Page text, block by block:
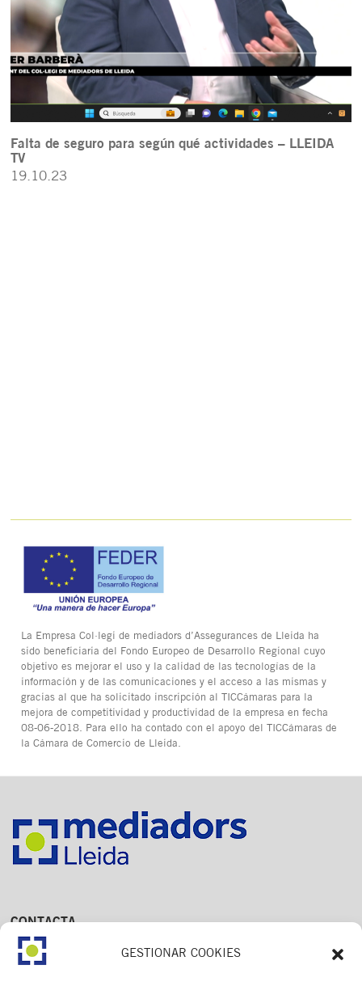
GESTIONAR COOKIES
Falta de seguro para según qué actividades – LLEIDA
TV
19.10.23
La Empresa Col·legi de mediadors d’Assegurances de Lleida ha
sido beneficiaria del Fondo Europeo de Desarrollo Regional cuyo
objetivo es mejorar el uso y la calidad de las tecnologías de la
información y de las comunicaciones y el acceso a las mismas y
gracias al que ha solicitado inscripción al TICCámaras para la
mejora de competitividad y productividad de la empresa en fecha
08-06-2018. Para ello ha contado con el apoyo del TICCámaras de
la Cámara de Comercio de Lleida.
CONTACTA
Av. Dr. Fleming, 15,
2n. 1a